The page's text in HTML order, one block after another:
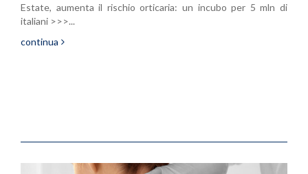
Estate, aumenta il rischio orticaria: un incubo per 5 mln di
italiani >>>...
continua